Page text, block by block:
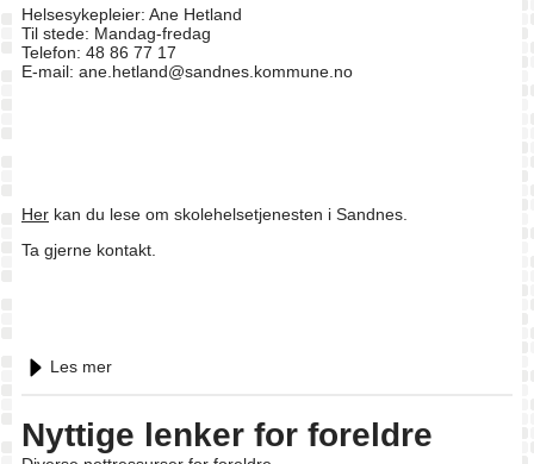
Helsesykepleier: Ane Hetland
Til stede: Mandag-fredag
Telefon: 48 86 77 17
E-mail: ane.hetland@sandnes.kommune.no
Her kan du lese om skolehelsetjenesten i Sandnes.
Ta gjerne kontakt.
Les mer
Nyttige lenker for foreldre